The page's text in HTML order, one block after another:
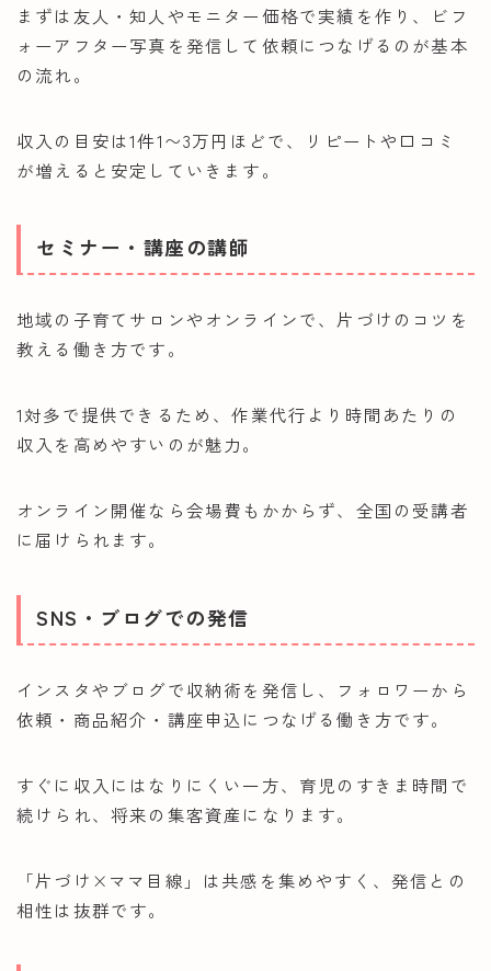
まずは友人・知人やモニター価格で実績を作り、ビフ
ォーアフター写真を発信して依頼につなげるのが基本
の流れ。
収入の目安は1件1〜3万円ほどで、リピートや口コミ
が増えると安定していきます。
セミナー・講座の講師
地域の子育てサロンやオンラインで、片づけのコツを
教える働き方です。
1対多で提供できるため、作業代行より時間あたりの
収入を高めやすいのが魅力。
オンライン開催なら会場費もかからず、全国の受講者
に届けられます。
SNS・ブログでの発信
インスタやブログで収納術を発信し、フォロワーから
依頼・商品紹介・講座申込につなげる働き方です。
すぐに収入にはなりにくい一方、育児のすきま時間で
続けられ、将来の集客資産になります。
「片づけ×ママ目線」は共感を集めやすく、発信との
相性は抜群です。